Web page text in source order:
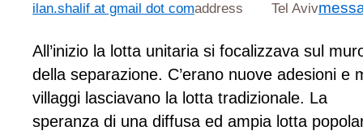
ilan.shalif at gmail dot com Tel Aviv
All’inizio la lotta unitaria si focalizzava sul
della separazione. C’erano nuove adesioni e
villaggi lasciavano la lotta tradizionale. La
speranza di una diffusa ed ampia lotta